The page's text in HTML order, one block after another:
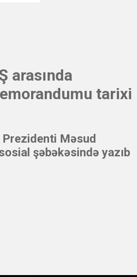
arasında
tarixi
Prezidenti Məsud
şəbəkəsində yazıb